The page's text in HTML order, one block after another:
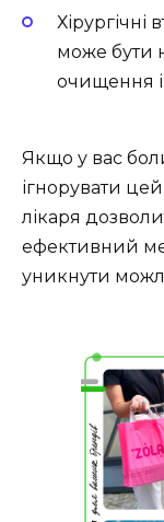
може бути
очищення
Якщо у вас
ігнорувати
лікаря
ефективний
уникнути